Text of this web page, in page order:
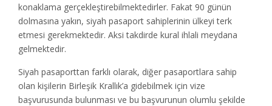
konaklama gerçekleştirebilmektedirler. Fakat 90 günün
dolmasına yakın, siyah pasaport sahiplerinin ülkeyi terk
etmesi gerekmektedir. Aksi takdirde kural ihlali meydana
gelmektedir.
Siyah pasaporttan farklı olarak, diğer pasaportlara sahip
olan kişilerin Birleşik Krallık’a gidebilmek için vize
başvurusunda bulunması ve bu başvurunun olumlu şekilde